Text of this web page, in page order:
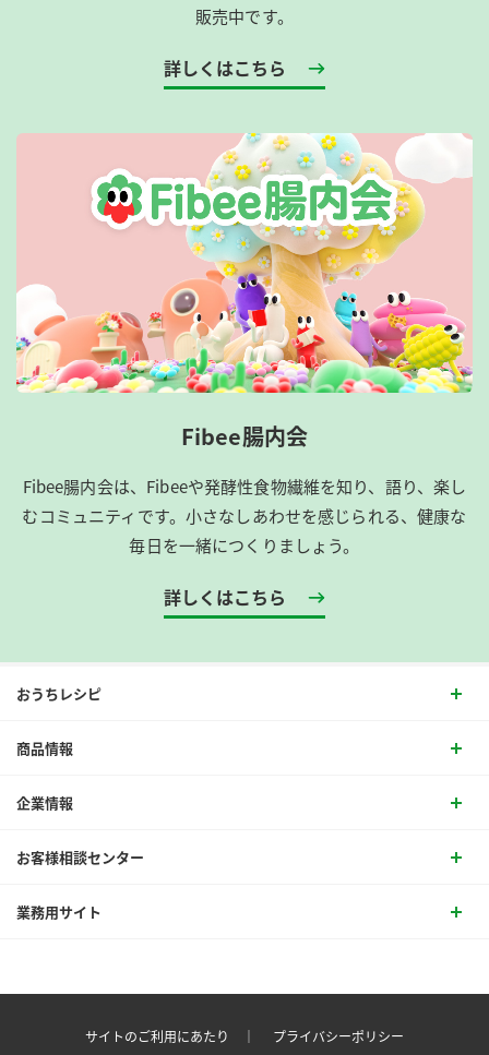
販売中です。
詳しくはこちら
Fibee腸内会
Fibee腸内会は、​Fibeeや発酵性食物繊維を知り、語り、楽し
むコミュニティです。​小さなしあわせを感じられる、健康な
毎日を一緒につくりましょう。
詳しくはこちら
おうちレシピ
商品情報
企業情報
お客様相談センター
業務用サイト
サイトのご利用にあたり ｜ プライバシーポリシー